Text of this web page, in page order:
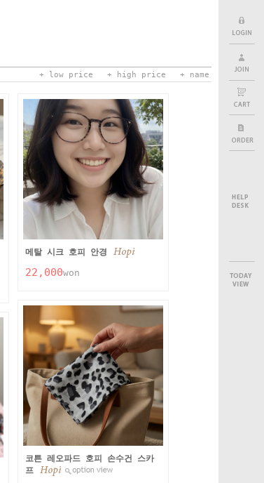
+ low price + high price + name
메탈 시크 호피 안경
22,000won
코튼 레오파드 호피 손수건 스카
프